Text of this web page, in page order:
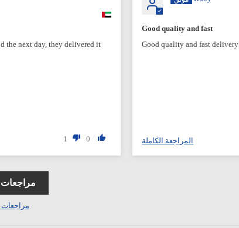
Good quality and fast
Good quality and fast delivery
المراجعة الكاملة
the next day, they delivered it.
0
1
مراجعات
مراجعات